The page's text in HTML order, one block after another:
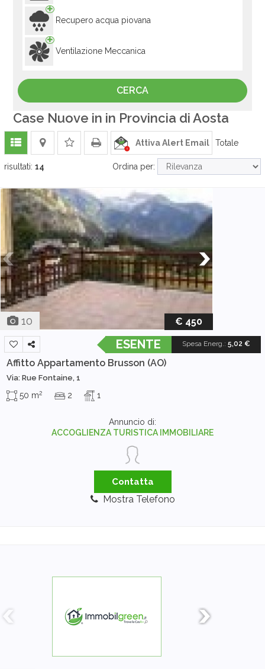
Recupero acqua piovana
Ventilazione Meccanica
Case Nuove in in Provincia di Aosta
Attiva Alert Email Totale
risultati: 14 Ordina per:
10 € 450
Spesa Energ.: 5,02 €
ESENTE
Affitto Appartamento Brusson (AO)
Via: Rue Fontaine, 1
50 m2 2 1
Annuncio di:
ACCOGLIENZA TURISTICA IMMOBILIARE
Contatta
Mostra Telefono